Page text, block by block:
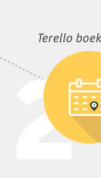
Terello